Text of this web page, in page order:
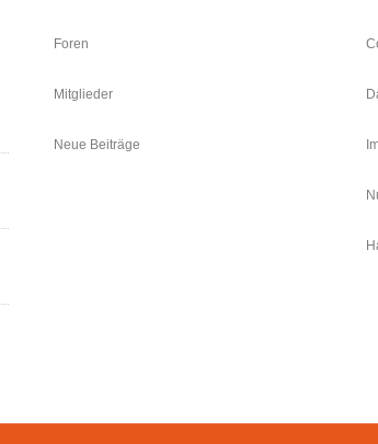
Foren
Mitglieder
Neue Beiträge